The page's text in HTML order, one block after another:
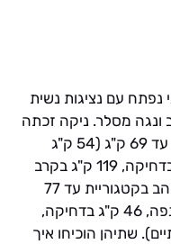
נפתח עם נציגות נשית
ונגה מסלר. ניקה זכתה
בזהב בקטגוריית עד 69 ק"ג (54 ק"ג
בהנפה, 65 ק"ג בדחיקה, 119 ק"ג בקרב
ק"ג (40 ק"ג בהנפה, 46 ק"ג בדחיקה,
שתיהן הוכיחו איך